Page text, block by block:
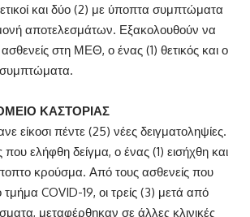
και δύο (2) με ύποπτα συμπτώματα
αποτελεσμάτων. Εξακολουθούν να
στη ΜΕΘ, ο ένας (1) θετικός και ο
ΚΑΣΤΟΡΙΑΣ
είκοσι πέντε (25) νέες δειγματοληψίες.
ελήφθη δείγμα, ο ένας (1) εισήχθη και
κρούσμα. Από τους ασθενείς που
COVID-19, οι τρείς (3) μετά από
μεταφέρθηκαν σε άλλες κλινικές